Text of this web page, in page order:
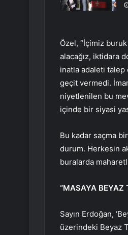
Özel, “İçimiz buruk
alacağız, iktidara
inatla adaleti talep
geçit vermedi.
niyetlenilen bu
içinde bir siyasi
Bu kadar saçma
durum. Herkesin
buralarda
“MASAYA BEYAZ
Sayın Erdoğan,
üzerindeki Beyaz